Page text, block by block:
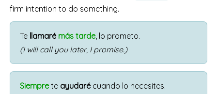
firm intention to do something.
Te llamaré más tarde, lo prometo.
(I will call you later, I promise.)
Siemprete ayudarécuando lo necesites.